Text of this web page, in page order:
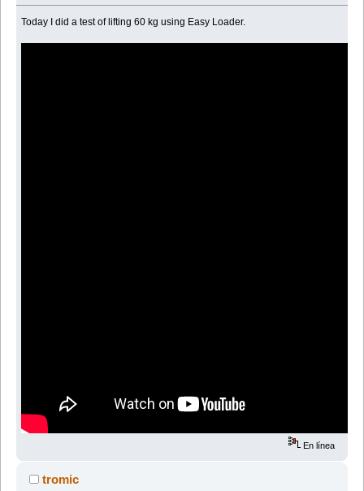
Today I did a test of lifting 60 kg using Easy Loader.
En línea
tromic